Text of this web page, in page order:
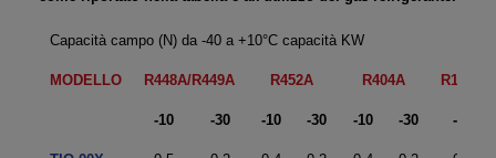
Capacità campo (N) da -40 a +10°C capacità KW
MODELLO R448A/R449A R452A R404A R134A
-10 -30 -10 -30 -10 -30 -10